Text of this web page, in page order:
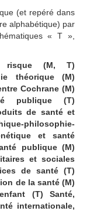
(et repéré dans
alphabétique) par
« T »,
risque (M, T)
théorique (M)
Cochrane (M)
publique (T)
de santé et
philosophie-
et santé
publique (M)
et sociales
de santé (T)
de la santé (M)
(T) Santé,
internationale,